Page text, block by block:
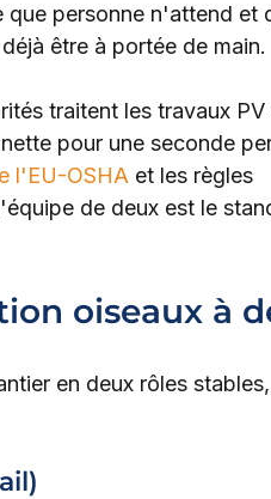
personne n'attend et
être à portée de main.
traitent les travaux
pour une seconde
l'EU-OSHA et les règles
de deux est le
oiseaux à
en deux rôles